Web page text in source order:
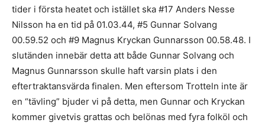
tider i första heatet och istället ska #17 Anders Nesse
Nilsson ha en tid på 01.03.44, #5 Gunnar Solvang
00.59.52 och #9 Magnus Kryckan Gunnarsson 00.58.48. I
slutänden innebär detta att både Gunnar Solvang och
Magnus Gunnarsson skulle haft varsin plats i den
eftertraktansvärda finalen. Men eftersom Trotteln inte är
en “tävling” bjuder vi på detta, men Gunnar och Kryckan
kommer givetvis grattas och belönas med fyra folköl och